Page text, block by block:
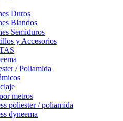
Duros
Blandos
Semiduros
y Accesorios
/ Poliamida
metros
poliester / poliamida
dyneema